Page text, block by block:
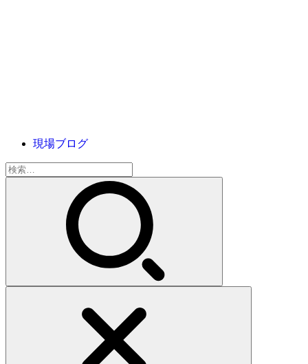
現場ブログ
検
索: